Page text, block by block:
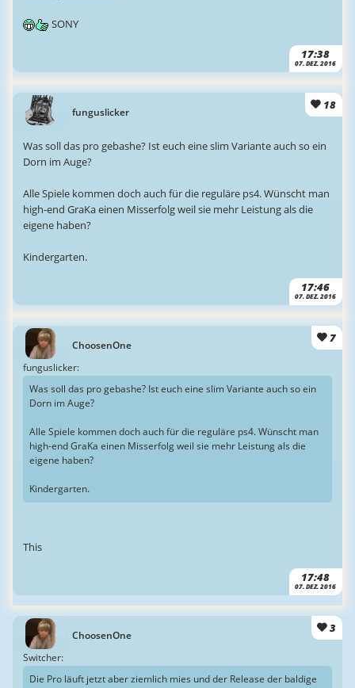
17:38
07. DEZ. 2016
SONY
funguslicker
18
17:46
07. DEZ. 2016
Was soll das pro gebashe? Ist euch eine slim Variante auch so ein
Dorn im Auge?
Alle Spiele kommen doch auch für die reguläre ps4. Wünscht man
high-end GraKa einen Misserfolg weil sie mehr Leistung als die
eigene haben?
Kindergarten.
ChoosenOne
7
17:48
07. DEZ. 2016
funguslicker:
Was soll das pro gebashe? Ist euch eine slim Variante auch so ein
Dorn im Auge?
Alle Spiele kommen doch auch für die reguläre ps4. Wünscht man
high-end GraKa einen Misserfolg weil sie mehr Leistung als die
eigene haben?
Kindergarten.
This
ChoosenOne
3
Switcher:
Die Pro läuft jetzt aber ziemlich mies und der Release der baldige